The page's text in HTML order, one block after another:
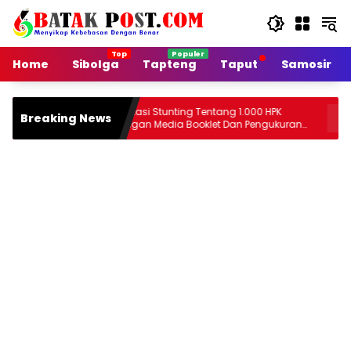
Langsung
konten
Home
Sibolga Tapteng Taput Samosir
Breaking News
Edukasi Stunting Tentang 1.000 HPK
dengan Media Booklet Dan Pengukuran
Lingkar Lengan Atas pada Ibu Hamil
Agustus